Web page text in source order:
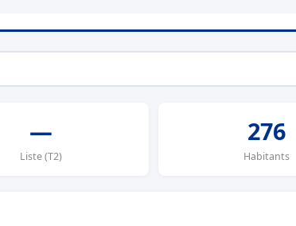
—
Liste (T2)
276
Habitants